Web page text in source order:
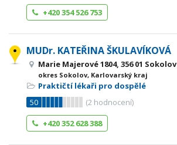
+420 354 526 753
MUDr. KATEŘINA ŠKULAVÍKOVÁ
Marie Majerové 1804, 356 01 Sokolov
okres Sokolov, Karlovarský kraj
Praktičtí lékaři pro dospělé
50
(2 hodnocení)
+420 352 628 388